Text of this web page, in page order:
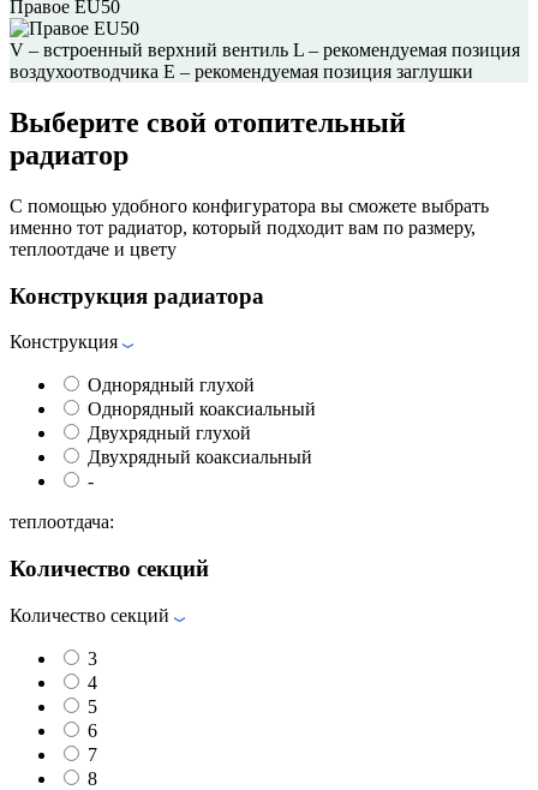
Правое EU50
V – встроенный верхний вентиль L – рекомендуемая позиция
воздухоотводчика E – рекомендуемая позиция заглушки
Выберите свой отопительный
радиатор
С помощью удобного конфигуратора вы сможете выбрать
именно тот радиатор, который подходит вам по размеру,
теплоотдаче и цвету
Конструкция радиатора
Конструкция
Однорядный глухой
Однорядный коаксиальный
Двухрядный глухой
Двухрядный коаксиальный
-
теплоотдача:
Количество секций
Количество секций
3
4
5
6
7
8